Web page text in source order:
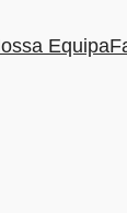
Equipa